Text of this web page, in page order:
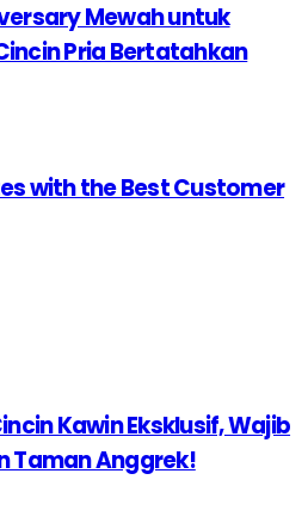
Mewah untuk
Pria Bertatahkan
with the Best Customer
Kawin Eksklusif, Wajib
Taman Anggrek!